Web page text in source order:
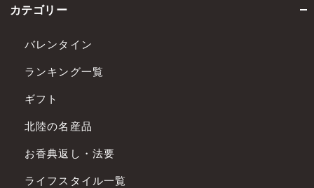
カテゴリー
バレンタイン
ランキング一覧
ギフト
北陸の名産品
お香典返し・法要
ライフスタイル一覧